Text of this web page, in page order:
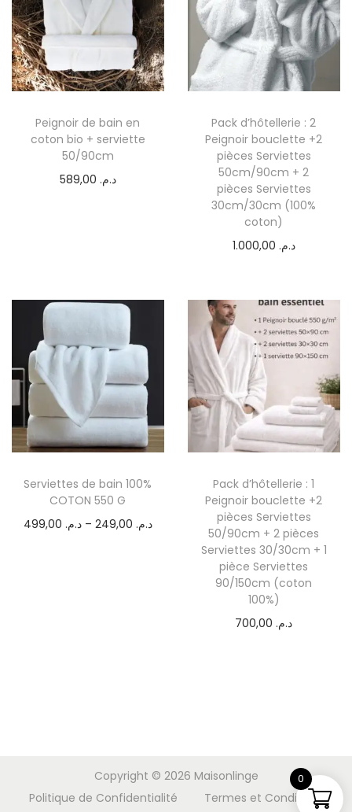
Peignoir de bain en
coton bio + serviette
50/90cm
د.م.
Pack d’hôtellerie : 2
Peignoir bouclette +2
pièces Serviettes
50cm/90cm + 2
pièces Serviettes
30cm/30cm (100%
coton)
د.م.
Serviettes de bain 100%
COTON 550 G
د.م.
– د.م.
Pack d’hôtellerie : 1
Peignoir bouclette +2
pièces Serviettes
50/90cm + 2 pièces
Serviettes 30/30cm + 1
pièce Serviettes
90/150cm (coton
100%)
د.م.700,00
Copyright © 2026 Maisonlinge
Politique de Confidentialité
Termes et Conditions
0